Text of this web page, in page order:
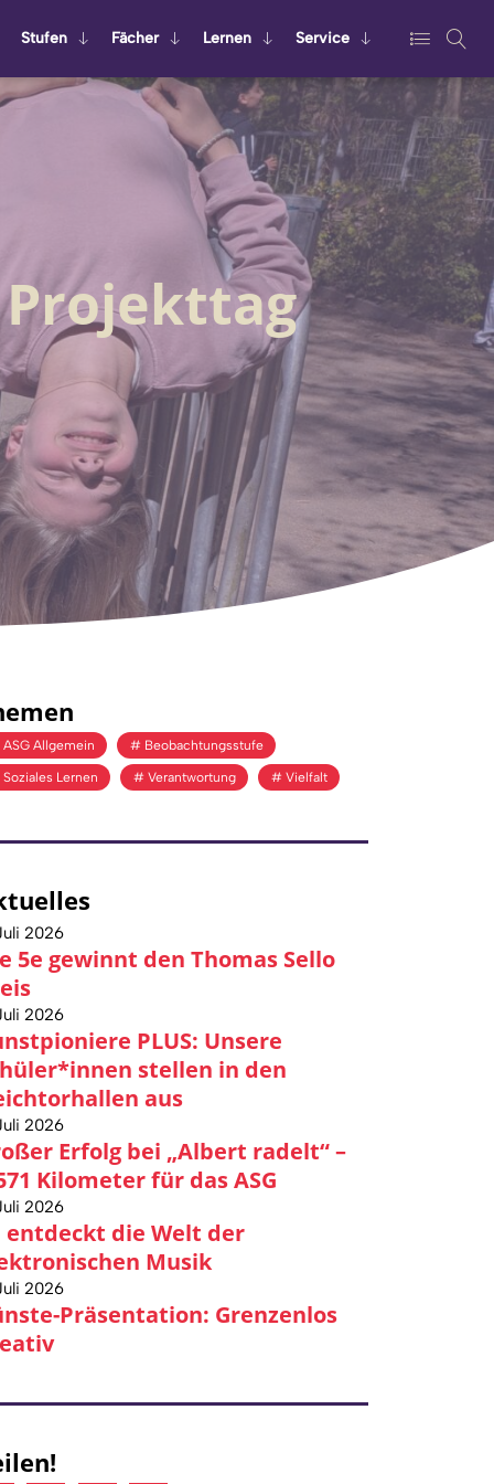
Stu­fen Fä­cher Ler­nen Ser­vice
ASG Allgemein Beobachtungsstufe
Soziales Lernen Verantwortung Vielfalt
2026
5e gewinnt den Thomas Sello
2026
PLUS: Unsere
stellen in den
aus
2026
Erfolg bei „Albert radelt“ –
Kilometer für das ASG
2026
entdeckt die Welt der
Musik
2026
Präsentation: Grenzenlos